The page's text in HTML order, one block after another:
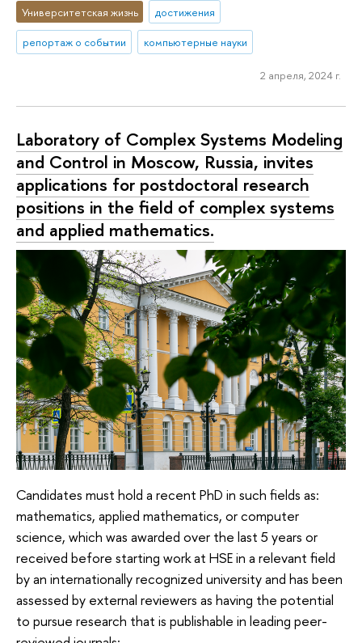
Университетская жизнь достижения
репортаж о событии компьютерные науки
2 апреля, 2024 г.
Laboratory of Complex Systems Modeling
and Control in Moscow, Russia, invites
applications for postdoctoral research
positions in the field of complex systems
and applied mathematics.
Candidates must hold a recent PhD in such fields as:
mathematics, applied mathematics, or computer
science, which was awarded over the last 5 years or
received before starting work at HSE in a relevant field
by an internationally recognized university and has been
assessed by external reviewers as having the potential
to pursue research that is publishable in leading peer-